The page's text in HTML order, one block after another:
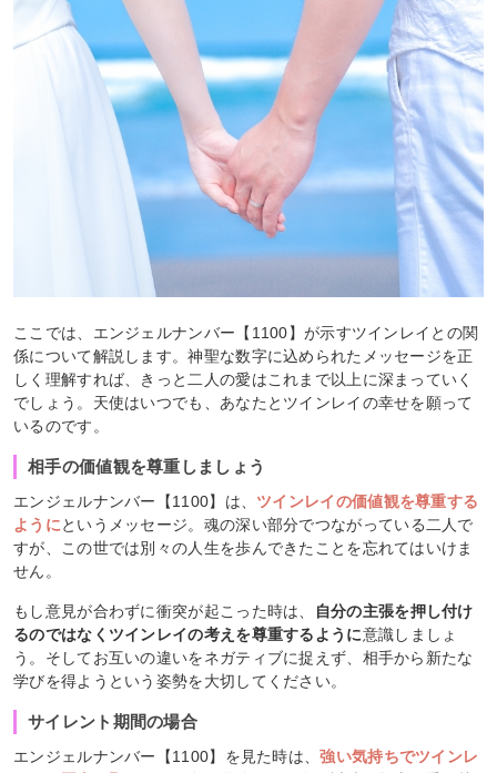
ここでは、エンジェルナンバー【1100】が示すツインレイとの関
係について解説します。神聖な数字に込められたメッセージを正
しく理解すれば、きっと二人の愛はこれまで以上に深まっていく
でしょう。天使はいつでも、あなたとツインレイの幸せを願って
いるのです。
相手の価値観を尊重しましょう
エンジェルナンバー【1100】は、 ツインレイの価値観を尊重する
ようにというメッセージ。魂の深い部分でつながっている二人で
すが、この世では別々の人生を歩んできたことを忘れてはいけま
せん。
もし意見が合わずに衝突が起こった時は、
自分の主張を押し付け
るのではなくツインレイの考えを尊重するように意識しましょ
う。そしてお互いの違いをネガティブに捉えず、相手から新たな
学びを得ようという姿勢を大切してください。
サイレント期間の場合
エンジェルナンバー【1100】を見た時は、強い気持ちでツインレ